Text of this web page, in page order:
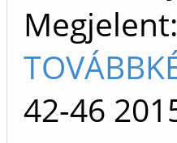
Megjelent:
42-46